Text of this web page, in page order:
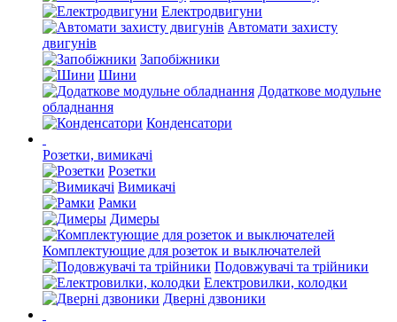
Електродвигуни
Автомати захисту
двигунів
Запобіжники
Шини
Додаткове модульне
обладнання
Конденсатори
Розетки, вимикачі
Розетки
Вимикачі
Рамки
Димеры
Комплектующие для розеток и выключателей
Подовжувачі та трійники
Електровилки, колодки
Дверні дзвоники